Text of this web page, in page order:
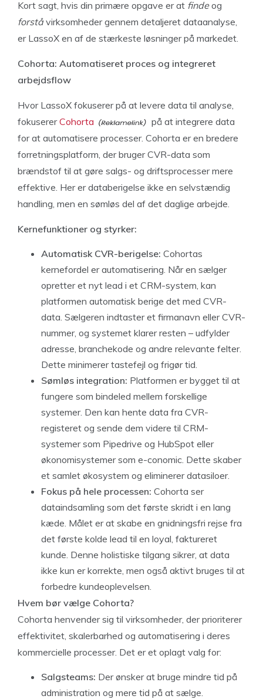
Kort sagt, hvis din primære opgave er at findeog
forståvirksomheder gennem detaljeret dataanalyse,
er LassoX en af de stærkeste løsninger på markedet.
Cohorta: Automatiseret proces og integreret
arbejdsflow
Hvor LassoX fokuserer på at levere data til analyse,
fokusererCohorta
på at integrere data
for at automatisere processer. Cohorta er en bredere
forretningsplatform, der bruger CVR-data som
brændstof til at gøre salgs- og driftsprocesser mere
effektive. Her er databerigelse ikke en selvstændig
handling, men en sømløs del af det daglige arbejde.
Kernefunktioner og styrker:
Automatisk CVR-berigelse: Cohortas
kernefordel er automatisering. Når en sælger
opretter et nyt lead i et CRM-system, kan
platformen automatisk berige det med CVR-
data. Sælgeren indtaster et firmanavn eller CVR-
nummer, og systemet klarer resten – udfylder
adresse, branchekode og andre relevante felter.
Dette minimerer tastefejl og frigør tid.
Sømløs integration: Platformen er bygget til at
fungere som bindeled mellem forskellige
systemer. Den kan hente data fra CVR-
registeret og sende dem videre til CRM-
systemer som Pipedrive og HubSpot eller
økonomisystemer som e-conomic. Dette skaber
et samlet økosystem og eliminerer datasiloer.
Fokus på hele processen: Cohorta ser
dataindsamling som det første skridt i en lang
kæde. Målet er at skabe en gnidningsfri rejse fra
det første kolde lead til en loyal, faktureret
kunde. Denne holistiske tilgang sikrer, at data
ikke kun er korrekte, men også aktivt bruges til at
forbedre kundeoplevelsen.
Hvem bør vælge Cohorta?
Cohorta henvender sig til virksomheder, der prioriterer
effektivitet, skalerbarhed og automatisering i deres
kommercielle processer. Det er et oplagt valg for:
Salgsteams: Der ønsker at bruge mindre tid på
administration og mere tid på at sælge.